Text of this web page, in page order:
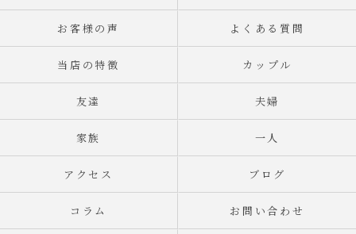
お客様の声 よくある質問
当店の特徴 カップル
友達 夫婦
家族 一人
アクセス ブログ
コラム お問い合わせ